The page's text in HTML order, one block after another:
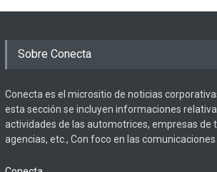
Sobre Conecta
Conecta es el micrositio de noticias
esta sección se incluyen informaciones
actividades de las automotrices, empresas de
agencias, etc., Con foco en las